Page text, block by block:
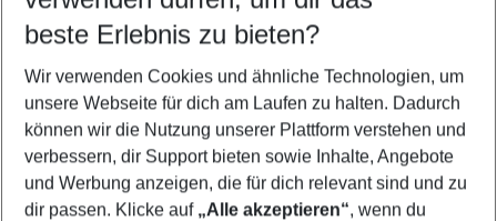
Flug & Hotel Oia
Familienurlaub Oia
Pauschalreisen Oia
Frübucher Angebote Oia für 2026
Last Minute Oia
beste Erlebnis zu bieten?
Wir verwenden Cookies und ähnliche Technologien, um
unsere Webseite für dich am Laufen zu halten. Dadurch
können wir die Nutzung unserer Plattform verstehen und
verbessern, dir Support bieten sowie Inhalte, Angebote
und Werbung anzeigen, die für dich relevant sind und zu
dir passen. Klicke auf „Alle akzeptieren“, wenn du